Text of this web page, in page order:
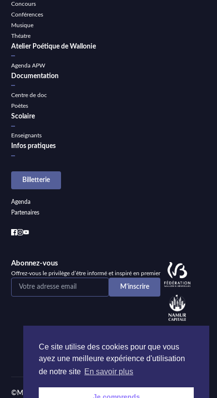
Concours
Conférences
Musique
Théatre
Atelier Poétique de Wallonie
Agenda APW
Documentation
Centre de doc
Poètes
Scolaire
Enseignants
Infos pratiques
Billetterie
Agenda
Partenaires
Abonnez-vous
Offrez-vous le privilège d’être informé et inspiré en premier
©Maison de la Poésie et de la Langue française Namur
Ce site utilise des cookies pour que vous
ayez une meilleure expérience d'utilisation
de notre site En savoir plus